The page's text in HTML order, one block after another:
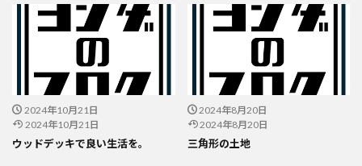
2024年10月21日
2024年10月21日
ウッドデッキで良い生活を。
2024年8月20日
2024年8月20日
三角形の土地